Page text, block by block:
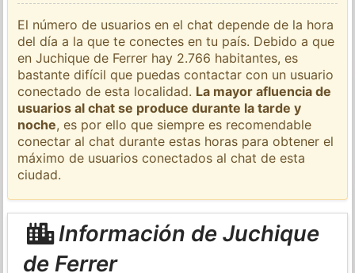
El número de usuarios en el chat depende de la hora
del día a la que te conectes en tu país. Debido a que
en Juchique de Ferrer hay 2.766 habitantes, es
bastante difícil que puedas contactar con un usuario
conectado de esta localidad. La mayor afluencia de
usuarios al chat se produce durante la tarde y
noche, es por ello que siempre es recomendable
conectar al chat durante estas horas para obtener el
máximo de usuarios conectados al chat de esta
ciudad.
Información de Juchique
de Ferrer